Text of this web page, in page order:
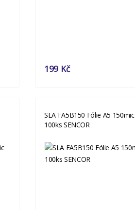
199 Kč
SLA FA5B150 Fólie A5 150mic
100ks SENCOR